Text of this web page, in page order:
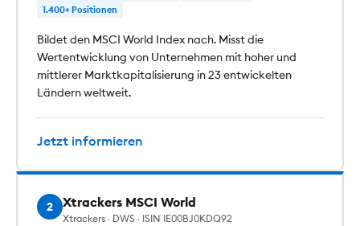
1.400+ Positionen
Bildet den MSCI World Index nach. Misst die
Wertentwicklung von Unternehmen mit hoher und
mittlerer Marktkapitalisierung in 23 entwickelten
Ländern weltweit.
Jetzt informieren
2 Xtrackers MSCI World
Xtrackers · DWS · ISIN IE00BJ0KDQ92